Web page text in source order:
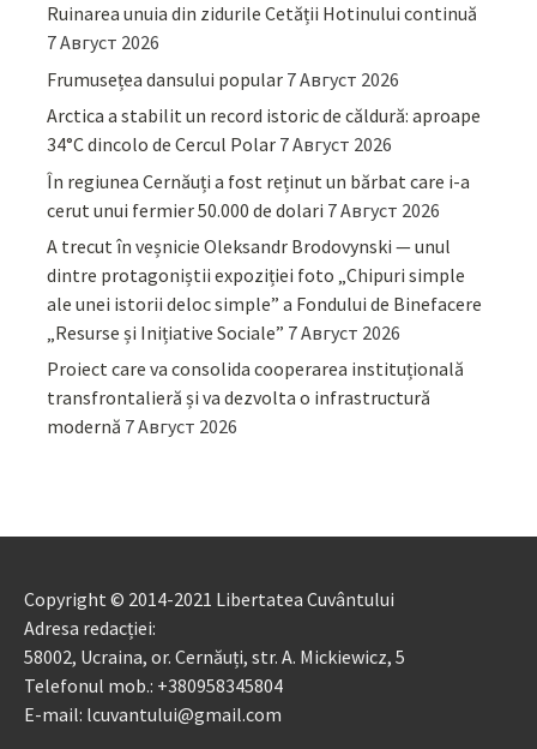
Ruinarea unuia din zidurile Cetății Hotinului continuă
7 Август 2026
Frumusețea dansului popular 7 Август 2026
Arctica a stabilit un record istoric de căldură: aproape
34°C dincolo de Cercul Polar 7 Август 2026
În regiunea Cernăuți a fost reținut un bărbat care i-a
cerut unui fermier 50.000 de dolari 7 Август 2026
A trecut în veșnicie Oleksandr Brodovynski — unul
dintre protagoniștii expoziției foto „Chipuri simple
ale unei istorii deloc simple” a Fondului de Binefacere
„Resurse și Inițiative Sociale” 7 Август 2026
Proiect care va consolida cooperarea instituțională
transfrontalieră și va dezvolta o infrastructură
modernă 7 Август 2026
Copyright © 2014-2021 Libertatea Cuvântului
Adresa redacției:
58002, Ucraina, or. Cernăuți, str. A. Mickiewicz, 5
Telefonul mob.: +380958345804
E-mail: lcuvantului@gmail.com